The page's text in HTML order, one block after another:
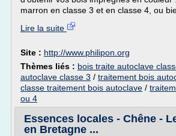
marron en classe 3 et en classe 4, ou
Lire la suite
Site : http://www.philipon.org
Thèmes liés : bois traite autoclave
autoclave classe 3 / traitement bois
classe traitement bois autoclave /
ou 4
Essences locales - Chêne -
en Bretagne ...